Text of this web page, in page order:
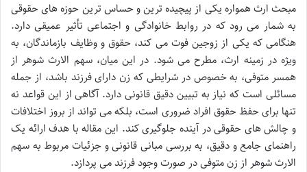
مبحث ارث همواره یکی از پیچیده ترین و حساس ترین حوزه های حقوقی
به شمار می رود که در روابط خانوادگی و اجتماعی تأثیر عمیقی دارد.
هنگامی که یکی از زوجین فوت می کند، حقوق و وظایف بازماندگان، به
ویژه در زمینه ارث، مطرح می شود. در این میان، سهم الارث شوهر از
همسر متوفی، به خصوص در شرایطی که زن دارای فرزند باشد، از جمله
مسائلی است که نیاز به تبیین دقیق قانونی دارد. آگاهی از این قواعد نه
تنها برای حفظ حقوق افراد ضروری است، بلکه می تواند از بروز اختلافات
و چالش های حقوقی در آینده جلوگیری کند. این مقاله با هدف ارائه یک
راهنمای جامع و دقیق، به بررسی مبانی قانونی و جزئیات مربوط به سهم
الارث شوهر از زن متوفی در صورت وجود فرزند می پردازد.